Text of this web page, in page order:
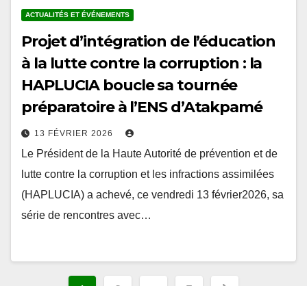
Projet d’intégration de l’éducation
à la lutte contre la corruption : la
HAPLUCIA boucle sa tournée
préparatoire à l’ENS d’Atakpamé
13 FÉVRIER 2026
Le Président de la Haute Autorité de prévention et de
lutte contre la corruption et les infractions assimilées
(HAPLUCIA) a achevé, ce vendredi 13 février2026, sa
série de rencontres avec…
Pagination
1